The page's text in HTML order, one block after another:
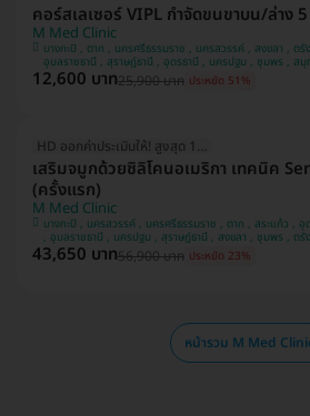
คอร์สเลเซอร์ VIPL กำจัดขนขาบน/ล่าง
M Med Clinic
บางกะปิ , ตาก , นครศรีธรรมราช , นครสวรรค์ , สงขลา , ตรัง , สระแก้ว ,
อุบลราชธานี , สุราษฎ์ธานี , อุดรธานี , นครปฐม , ชุมพร , สมุทรสาคร , ชลบุรี ,
ภูเก็ต , พิษณุโลก
12,600 บาท25,900 บาท ประหยัด 51%
HD ออกค่าประเมินให้! สูงสุด 1500 บ.
เสริมจมูกด้วยซิลิโคนอเมริกา เทคนิค
(ครั้งแรก)
M Med Clinic
บางกะปิ , นครสวรรค์ , นครศรีธรรมราช , ตาก , สระแก้ว , อุดรธานี , สมุทรสาคร
, อุบลราชธานี , นครปฐม , สุราษฎ์ธานี , สงขลา , ชุมพร , ตรัง , พิษณุโลก , ชลบุรี
, ภูเก็ต
43,650 บาท56,900 บาท ประหยัด 23%
หน้ารวม M Med